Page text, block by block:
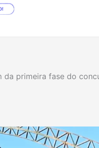
primeira fase do